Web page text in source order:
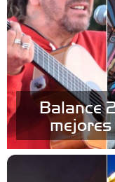
Balance